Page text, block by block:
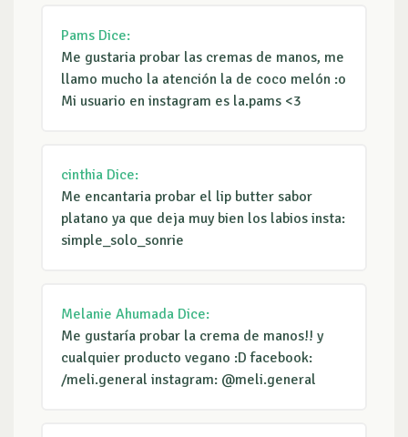
Pams Dice:
Me gustaria probar las cremas de manos, me
llamo mucho la atención la de coco melón :o
Mi usuario en instagram es la.pams <3
cinthia Dice:
Me encantaria probar el lip butter sabor
platano ya que deja muy bien los labios insta:
simple_solo_sonrie
Melanie Ahumada Dice:
Me gustaría probar la crema de manos!! y
cualquier producto vegano :D facebook:
/meli.general instagram: @meli.general